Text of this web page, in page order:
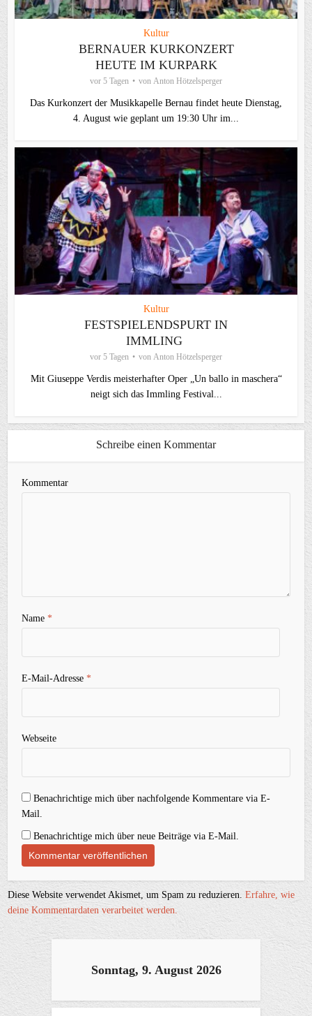
Kultur
BERNAUER KURKONZERT
HEUTE IM KURPARK
vor 5 Tagen von Anton Hötzelsperger
Das Kurkonzert der Musikkapelle Bernau findet heute Dienstag,
4. August wie geplant um 19:30 Uhr im...
Kultur
FESTSPIELENDSPURT IN
IMMLING
vor 5 Tagen von Anton Hötzelsperger
Mit Giuseppe Verdis meisterhafter Oper „Un ballo in maschera“
neigt sich das Immling Festival...
Schreibe einen Kommentar
Kommentar
Name*
E-Mail-Adresse*
Webseite
Benachrichtige mich über nachfolgende Kommentare via E-
Mail.
Benachrichtige mich über neue Beiträge via E-Mail.
Diese Website verwendet Akismet, um Spam zu reduzieren.Erfahre, wie
deine Kommentardaten verarbeitet werden.
Sonntag, 9. August 2026